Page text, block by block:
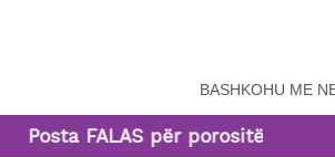
BASHKOHU ME
Posta FALAS për porositë mbi 29,99